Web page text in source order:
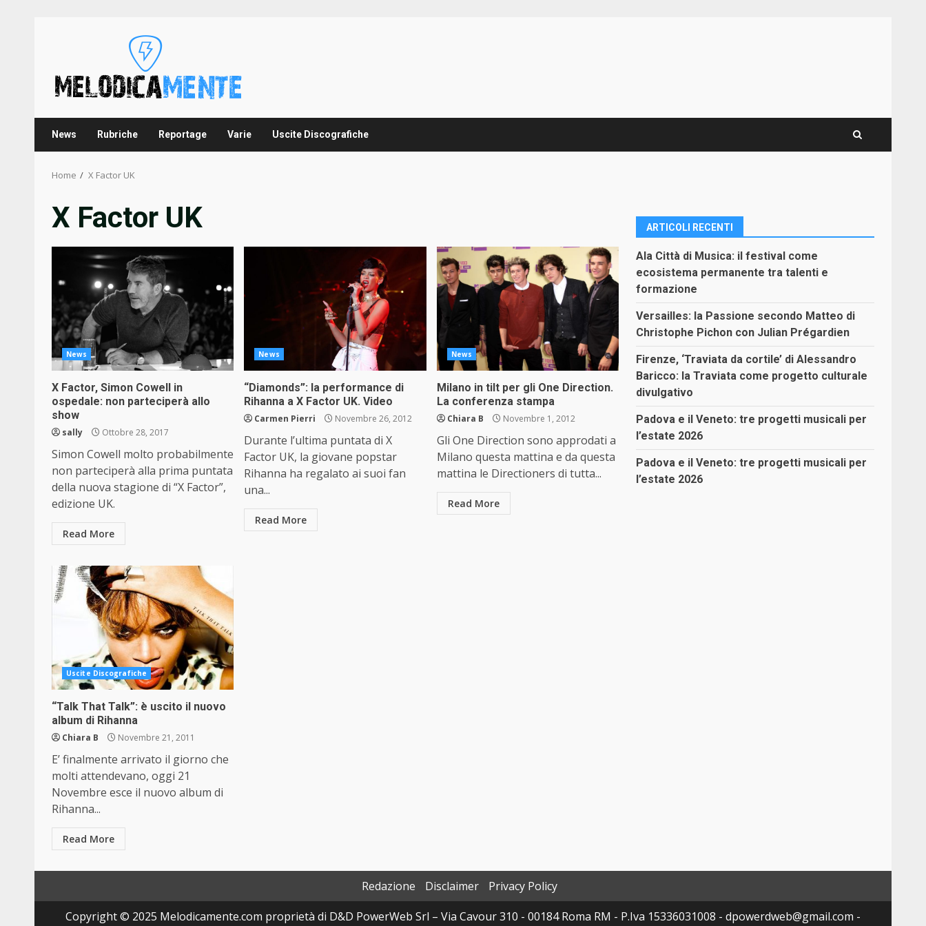
News Rubriche Reportage Varie Uscite Discografiche
Home X Factor UK
X Factor UK
News
X Factor, Simon Cowell in
ospedale: non parteciperà allo
show
sally Ottobre 28, 2017
Simon Cowell molto probabilmente
non parteciperà alla prima puntata
della nuova stagione di “X Factor”,
edizione UK.
Read More
News
“Diamonds”: la performance di
Rihanna a X Factor UK. Video
Carmen Pierri Novembre 26, 2012
Durante l’ultima puntata di X
Factor UK, la giovane popstar
Rihanna ha regalato ai suoi fan
una...
Read More
News
Milano in tilt per gli One Direction.
La conferenza stampa
Chiara B Novembre 1, 2012
Gli One Direction sono approdati a
Milano questa mattina e da questa
mattina le Directioners di tutta...
Read More
Uscite Discografiche
“Talk That Talk”: è uscito il nuovo
album di Rihanna
Chiara B Novembre 21, 2011
E’ finalmente arrivato il giorno che
molti attendevano, oggi 21
Novembre esce il nuovo album di
Rihanna...
Read More
ARTICOLI RECENTI
Ala Città di Musica: il festival come
ecosistema permanente tra talenti e
formazione
Versailles: la Passione secondo Matteo di
Christophe Pichon con Julian Prégardien
Firenze, ‘Traviata da cortile’ di Alessandro
Baricco: la Traviata come progetto culturale
divulgativo
Padova e il Veneto: tre progetti musicali per
l’estate 2026
Padova e il Veneto: tre progetti musicali per
l’estate 2026
Redazione Disclaimer
Privacy Policy
Copyright © 2025 Melodicamente.com proprietà di D&D PowerWeb Srl – Via Cavour 310 - 00184 Roma RM - P.Iva 15336031008 - dpowerdweb@gmail.com -